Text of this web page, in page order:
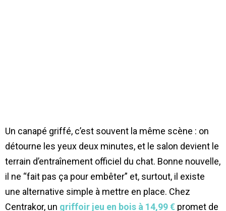
Un canapé griffé, c’est souvent la même scène : on
détourne les yeux deux minutes, et le salon devient le
terrain d’entraînement officiel du chat. Bonne nouvelle,
il ne “fait pas ça pour embêter” et, surtout, il existe
une alternative simple à mettre en place. Chez
Centrakor, un griffoir jeu en bois à 14,99 € promet de